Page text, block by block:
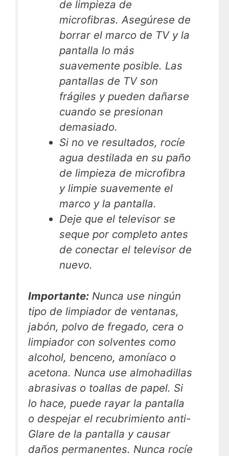
de limpieza de
microfibras. Asegúrese de
borrar el marco de TV y la
pantalla lo más
suavemente posible. Las
pantallas de TV son
frágiles y pueden dañarse
cuando se presionan
demasiado.
Si no ve resultados, rocíe
agua destilada en su paño
de limpieza de microfibra
y limpie suavemente el
marco y la pantalla.
Deje que el televisor se
seque por completo antes
de conectar el televisor de
nuevo.
Importante: Nunca use ningún
tipo de limpiador de ventanas,
jabón, polvo de fregado, cera o
limpiador con solventes como
alcohol, benceno, amoníaco o
acetona. Nunca use almohadillas
abrasivas o toallas de papel. Si
lo hace, puede rayar la pantalla
o despejar el recubrimiento anti-
Glare de la pantalla y causar
daños permanentes. Nunca rocíe